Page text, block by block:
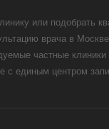
или подобрать
врача в
частные
с единым центром